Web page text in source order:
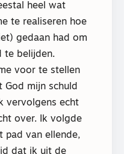
heel wat
te realiseren hoe
gedaan had om
te belijden.
voor te stellen
mijn schuld
vervolgens echt
over. Ik volgde
pad van ellende,
dat ik uit de